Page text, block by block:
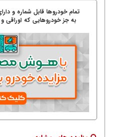
تمام خودروها قابل شماره و
به جز خودروهایی که اوراقی